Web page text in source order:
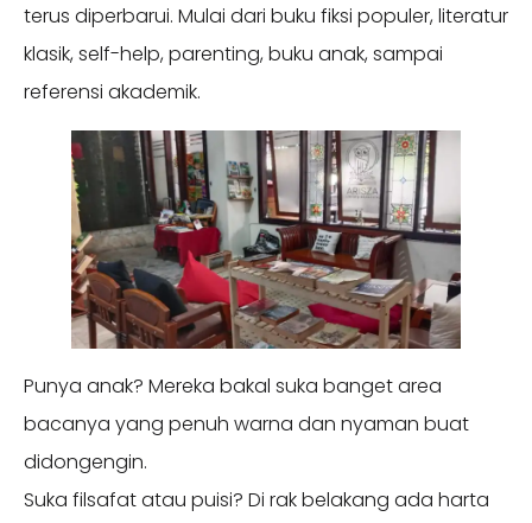
terus diperbarui. Mulai dari buku fiksi populer, literatur
klasik, self-help, parenting, buku anak, sampai
referensi akademik.
Punya anak? Mereka bakal suka banget area
bacanya yang penuh warna dan nyaman buat
didongengin.
Suka filsafat atau puisi? Di rak belakang ada harta